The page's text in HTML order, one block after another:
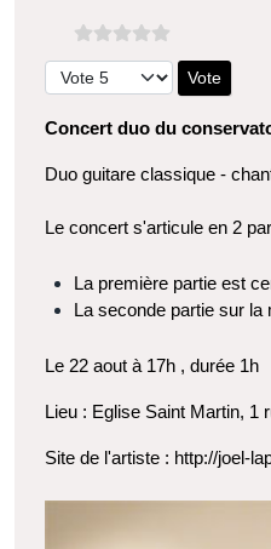
Veuillez voter
Concert duo du
Duo guitare classique -
Le concert s'articule en 2
La première partie est
La seconde partie sur la
Le 22 aout à 17h , durée 1h
Lieu : Eglise Saint Martin, 1
Site de l'artiste : http://joel-